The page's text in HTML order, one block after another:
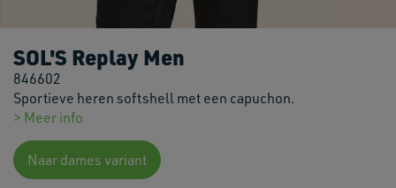
SOL'S Replay Men
846602
Sportieve heren softshell met een capuchon.
> Meer info
Naar dames variant